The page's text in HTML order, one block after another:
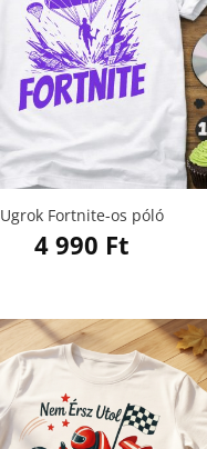
Ugrok Fortnite-os póló
4 990 Ft